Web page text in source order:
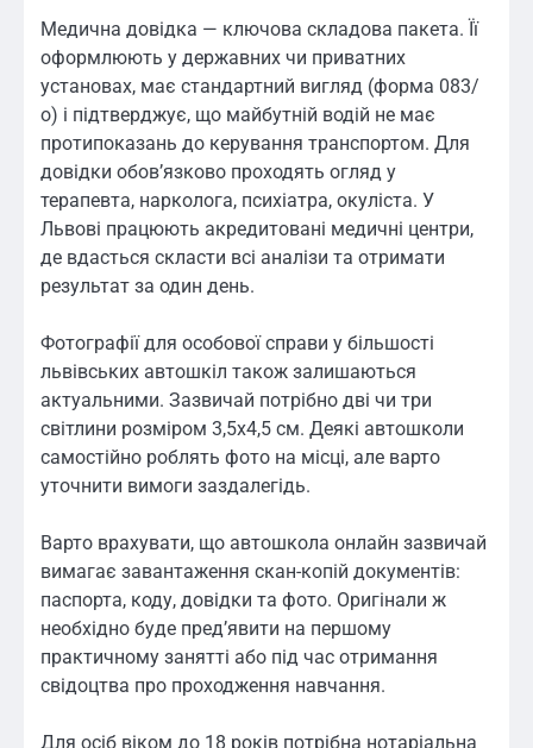
Медична довідка — ключова складова пакета. Її
оформлюють у державних чи приватних
установах, має стандартний вигляд (форма 083/
о) і підтверджує, що майбутній водій не має
протипоказань до керування транспортом. Для
довідки обов’язково проходять огляд у
терапевта, нарколога, психіатра, окуліста. У
Львові працюють акредитовані медичні центри,
де вдасться скласти всі аналізи та отримати
результат за один день.
Фотографії для особової справи у більшості
львівських автошкіл також залишаються
актуальними. Зазвичай потрібно дві чи три
світлини розміром 3,5х4,5 см. Деякі автошколи
самостійно роблять фото на місці, але варто
уточнити вимоги заздалегідь.
Варто врахувати, що автошкола онлайн зазвичай
вимагає завантаження скан-копій документів:
паспорта, коду, довідки та фото. Оригінали ж
необхідно буде пред’явити на першому
практичному занятті або під час отримання
свідоцтва про проходження навчання.
Для осіб віком до 18 років потрібна нотаріальна